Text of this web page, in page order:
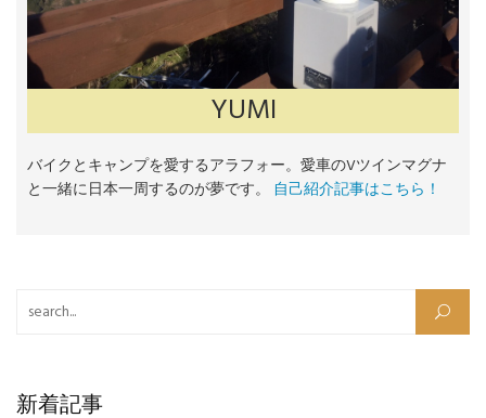
YUMI
バイクとキャンプを愛するアラフォー。愛車のVツインマグナ
と一緒に日本一周するのが夢です。 自己紹介記事はこちら！
検索:
新着記事